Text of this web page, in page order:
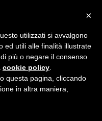
×
utilizzati si avvalgono
ed utili alle finalità illustrate
più o negare il consenso
cookie policy
questa pagina, cliccando
in altra maniera,